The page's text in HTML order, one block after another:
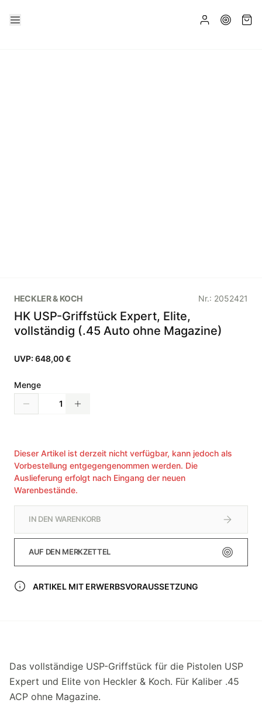
HECKLER & KOCH Nr.: 2052421
HK USP-Griffstück Expert, Elite,
vollständig (.45 Auto ohne Magazine)
UVP: 648,00 €
Menge
Dieser Artikel ist derzeit nicht verfügbar, kann jedoch als
Vorbestellung entgegengenommen werden. Die
Auslieferung erfolgt nach Eingang der neuen
Warenbestände.
IN DEN WARENKORB
AUF DEN MERKZETTEL
ARTIKEL MIT ERWERBSVORAUSSETZUNG
Das vollständige USP-Griffstück für die Pistolen USP
Expert und Elite von Heckler & Koch. Für Kaliber .45
ACP ohne Magazine.